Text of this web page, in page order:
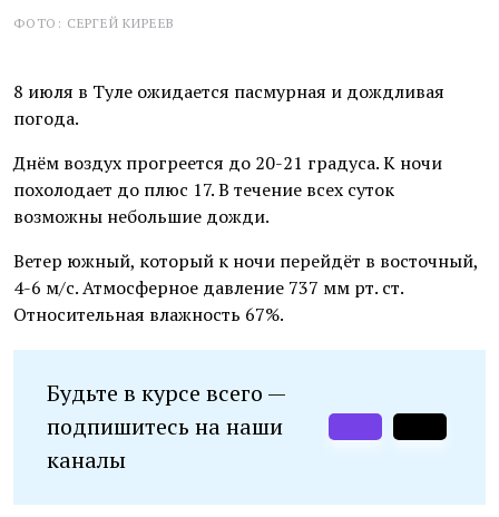
ФОТО: СЕРГЕЙ КИРЕЕВ
8 июля в Туле ожидается пасмурная и дождливая
погода.
Днём воздух прогреется до 20-21 градуса. К ночи
похолодает до плюс 17. В течение всех суток
возможны небольшие дожди.
Ветер южный, который к ночи перейдёт в восточный,
4-6 м/с. Атмосферное давление 737 мм рт. ст.
Относительная влажность 67%.
Будьте в курсе всего —
подпишитесь на наши
каналы